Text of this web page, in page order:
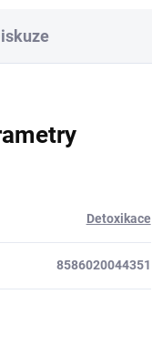
Detoxikace
8586020044351